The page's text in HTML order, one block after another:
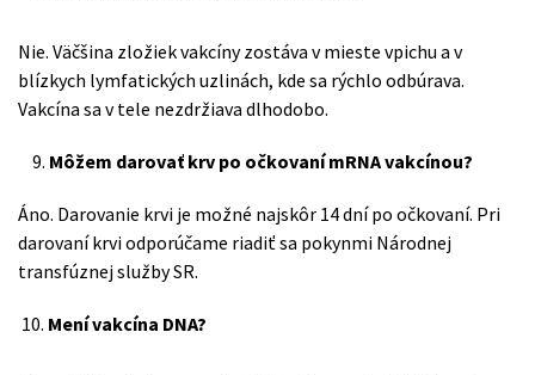
Nie. Väčšina zložiek vakcíny zostáva v mieste vpichu a v
blízkych lymfatických uzlinách, kde sa rýchlo odbúrava.
Vakcína sa v tele nezdržiava dlhodobo.
9. Môžem darovať krv po očkovaní mRNA vakcínou?
Áno. Darovanie krvi je možné najskôr 14 dní po očkovaní. Pri
darovaní krvi odporúčame riadiť sa pokynmi Národnej
transfúznej služby SR.
Mení vakcína DNA?